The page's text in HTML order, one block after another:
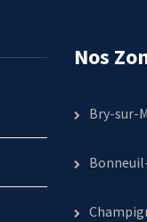
Nos
Bry-sur-